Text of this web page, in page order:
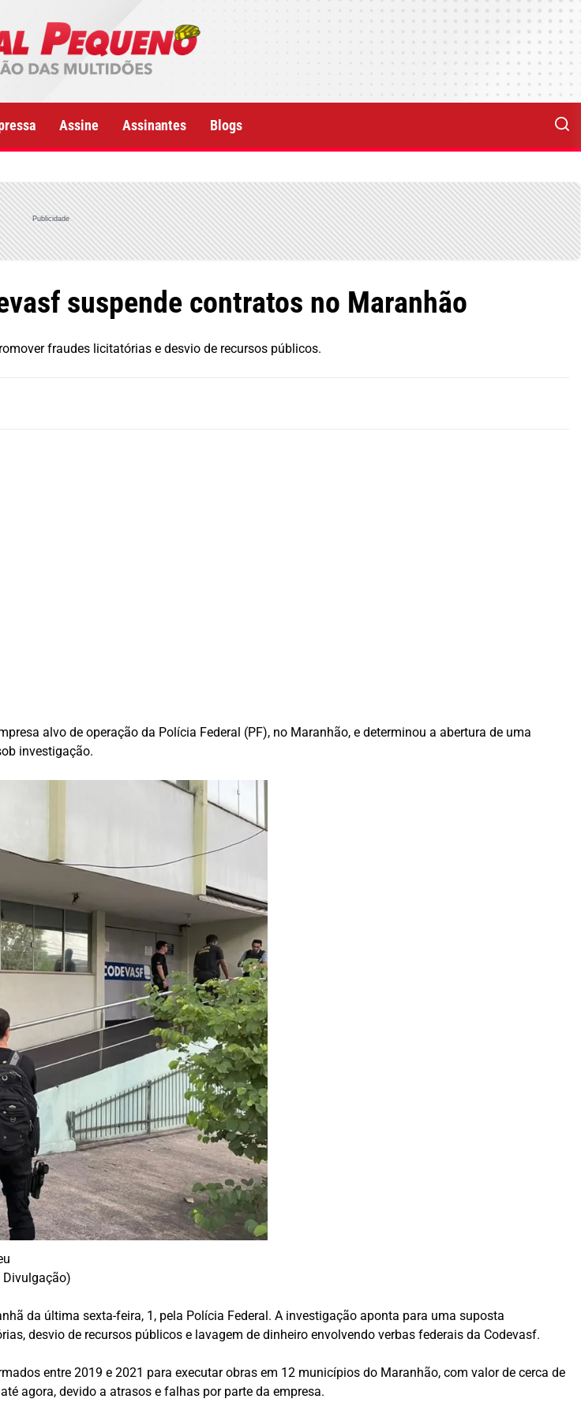
Assine Assinantes Blogs
Publicidade
suspende contratos no Maranhão
fraudes licitatórias e desvio de recursos públicos.
alvo de operação da Polícia Federal (PF), no Maranhão, e determinou a abertura de uma
investigação.
da última sexta-feira, 1, pela Polícia Federal. A investigação aponta para uma suposta
desvio de recursos públicos e lavagem de dinheiro envolvendo verbas federais da Codevasf.
entre 2019 e 2021 para executar obras em 12 municípios do Maranhão, com valor de cerca de
agora, devido a atrasos e falhas por parte da empresa.